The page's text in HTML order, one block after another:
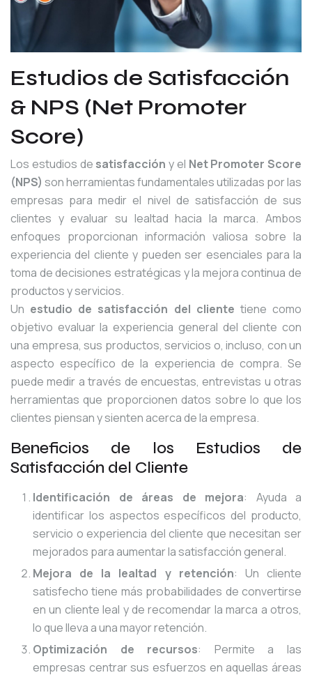
Estudios de Satisfacción
& NPS (Net Promoter
Score)
Los estudios de satisfacción y el Net Promoter Score
(NPS) son herramientas fundamentales utilizadas por las
empresas para medir el nivel de satisfacción de sus
clientes y evaluar su lealtad hacia la marca. Ambos
enfoques proporcionan información valiosa sobre la
experiencia del cliente y pueden ser esenciales para la
toma de decisiones estratégicas y la mejora continua de
productos y servicios.
Un estudio de satisfacción del cliente tiene como
objetivo evaluar la experiencia general del cliente con
una empresa, sus productos, servicios o, incluso, con un
aspecto específico de la experiencia de compra. Se
puede medir a través de encuestas, entrevistas u otras
herramientas que proporcionen datos sobre lo que los
clientes piensan y sienten acerca de la empresa.
Beneficios de los Estudios de
Satisfacción del Cliente
Identificación de áreas de mejora: Ayuda a
identificar los aspectos específicos del producto,
servicio o experiencia del cliente que necesitan ser
mejorados para aumentar la satisfacción general.
Mejora de la lealtad y retención: Un cliente
satisfecho tiene más probabilidades de convertirse
en un cliente leal y de recomendar la marca a otros,
lo que lleva a una mayor retención.
Optimización de recursos: Permite a las
empresas centrar sus esfuerzos en aquellas áreas